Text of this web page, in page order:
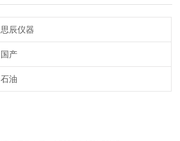
思辰仪器
国产
石油